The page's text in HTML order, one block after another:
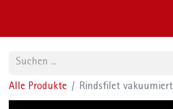
Alle Produkte Rindsfilet vakuumiert